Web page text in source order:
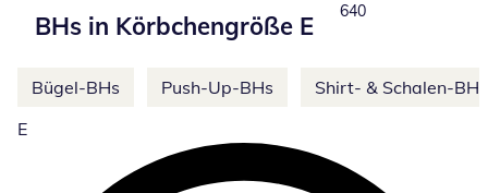
BHs in Körbchengröße E
Total number of
640
Weitere Kategorien überspringen
Bügel-BHs Push-Up-BHs
Shirt- & Schalen-BHs
E